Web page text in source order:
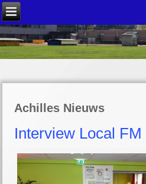
Achilles Nieuws
Interview Local